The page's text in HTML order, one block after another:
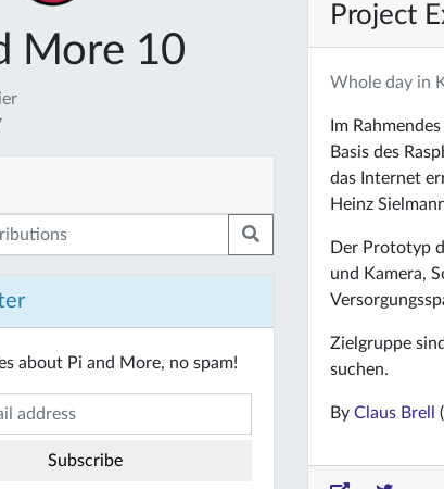
More 10
about Pi and More, no spam!
Project
Whole day in
Im
Basis des
das Internet
Heinz
Der Prototyp
und Kamera,
Zielgruppe
suchen.
By Claus Brell